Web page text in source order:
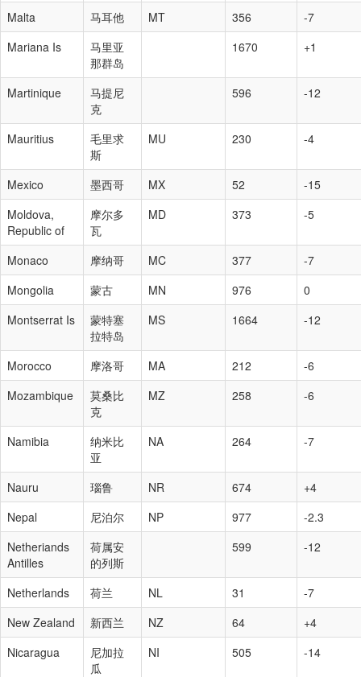
Malta 马耳他 MT 356
-7
Mariana Is
马里亚
那群岛
1670 +1
Martinique
马提尼
克
596 -12
Mauritius
毛里求
斯
MU 230 -4
Mexico 墨西哥 MX 52
-15
Moldova,
Republic of
摩尔多
瓦
MD 373 -5
Monaco 摩纳哥 MC 377
-7
Mongolia
蒙古 MN 976
0
Montserrat Is
蒙特塞
拉特岛
MS 1664 -12
Morocco 摩洛哥 MA 212
-6
Mozambique
莫桑比
克
MZ 258 -6
Namibia
纳米比
亚
NA 264 -7
Nauru 瑙鲁 NR 674
+4
Nepal
尼泊尔 NP 977
-2.3
Netheriands
Antilles
荷属安
的列斯
599 -12
Netherlands 荷兰 NL 31
-7
New Zealand
新西兰 NZ 64
+4
Nicaragua
尼加拉
瓜
NI 505 -14